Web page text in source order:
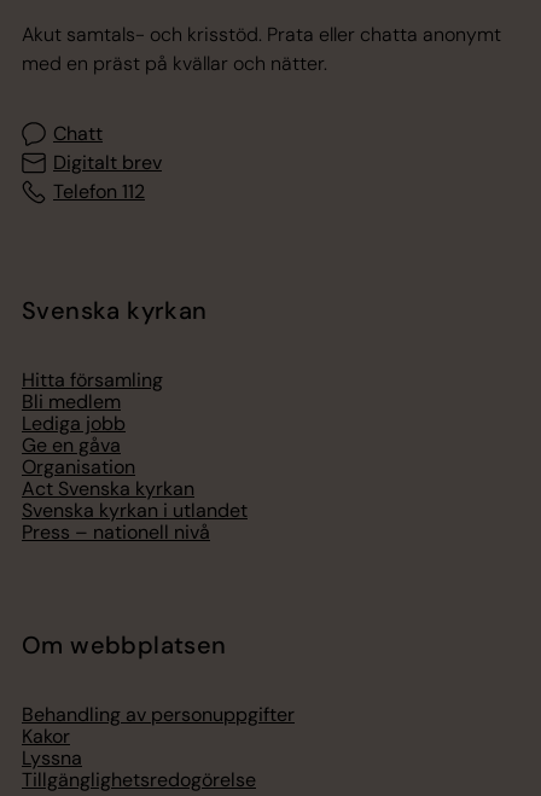
Akut samtals- och krisstöd. Prata eller chatta anonymt
med en präst på kvällar och nätter.
Chatt
Digitalt brev
Telefon 112
Svenska kyrkan
Hitta församling
Bli medlem
Lediga jobb
Ge en gåva
Organisation
Act Svenska kyrkan
Svenska kyrkan i utlandet
Press – nationell nivå
Om webbplatsen
Behandling av personuppgifter
Kakor
Lyssna
Tillgänglighetsredogörelse